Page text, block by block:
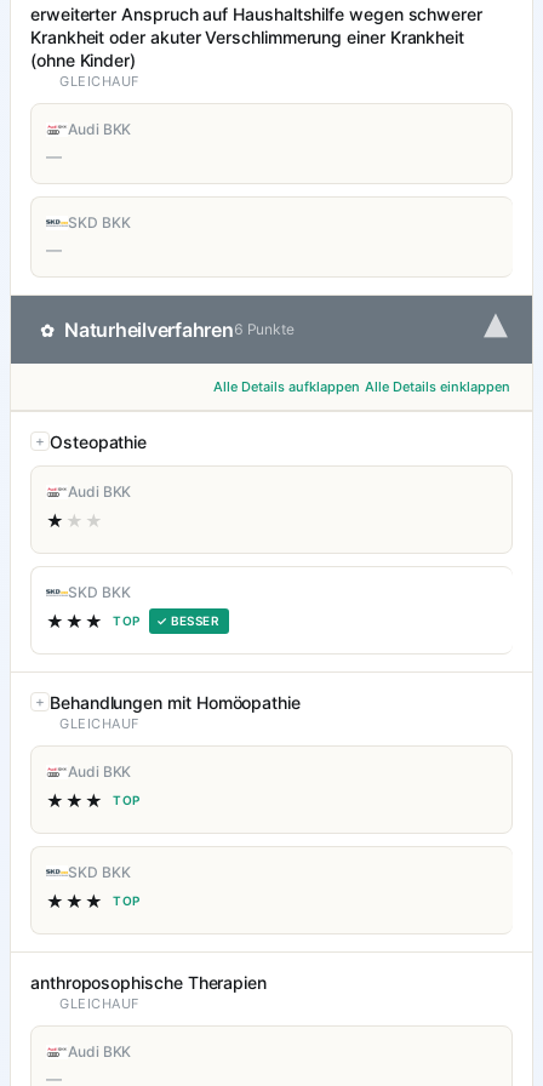
erweiterter Anspruch auf Haushaltshilfe wegen schwerer
Krankheit oder akuter Verschlimmerung einer Krankheit
(ohne Kinder)
GLEICHAUF
Audi BKK
—
SKD BKK
—
✿ Naturheilverfahren6 Punkte ▾
Alle Details aufklappen Alle Details einklappen
Osteopathie
Audi BKK
★ ★★
SKD BKK
★★★ TOP ✓ BESSER
Behandlungen mit Homöopathie
GLEICHAUF
Audi BKK
★★★ TOP
SKD BKK
★★★ TOP
anthroposophische Therapien
GLEICHAUF
Audi BKK
—